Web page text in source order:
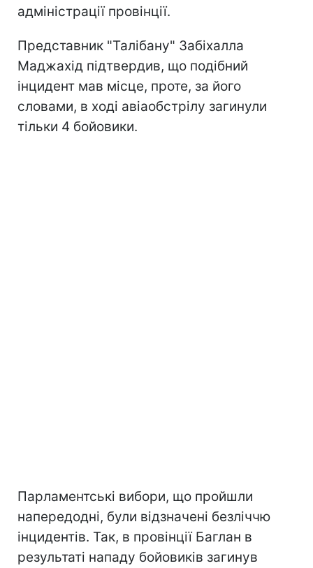
адміністрації провінції.
Представник "Талібану" Забіхалла
Маджахід підтвердив, що подібний
інцидент мав місце, проте, за його
словами, в ході авіаобстрілу загинули
тільки 4 бойовики.
Парламентські вибори, що пройшли
напередодні, були відзначені безліччю
інцидентів. Так, в провінції Баглан в
результаті нападу бойовиків загинув